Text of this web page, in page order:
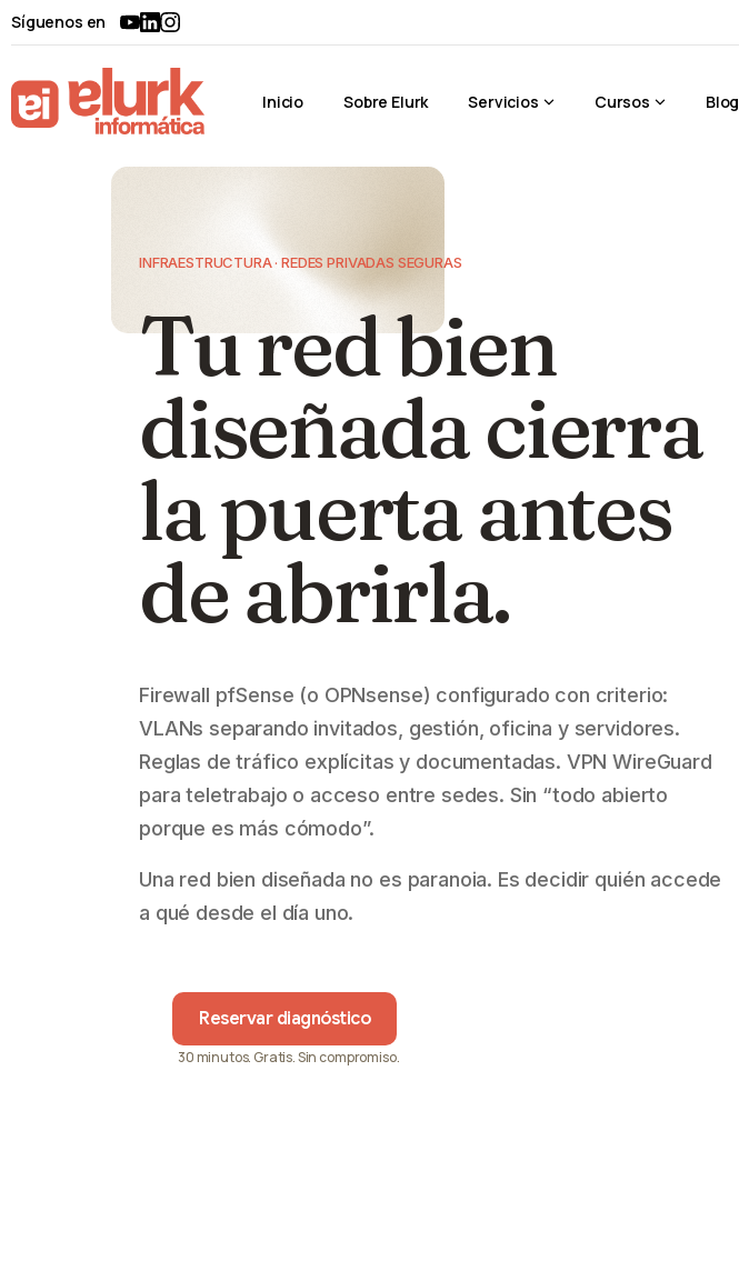
Síguenos en
Inicio Sobre Elurk Servicios Cursos Blog
INFRAESTRUCTURA · REDES PRIVADAS SEGURAS
Tu red bien
diseñada cierra
la puerta antes
de abrirla.
Firewall pfSense (o OPNsense) configurado con criterio:
VLANs separando invitados, gestión, oficina y servidores.
Reglas de tráfico explícitas y documentadas. VPN WireGuard
para teletrabajo o acceso entre sedes. Sin “todo abierto
porque es más cómodo”.
Una red bien diseñada no es paranoia. Es decidir quién accede
a qué desde el día uno.
Reservar diagnóstico
30 minutos. Gratis. Sin compromiso.